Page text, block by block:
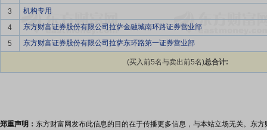
3
机构专用
4
东方财富证券股份有限公司拉萨金融城南环路证券营业部
5
东方财富证券股份有限公司拉萨东环路第一证券营业部
(买入前5名与卖出前5名)总合计:
郑重声明： 东方财富网发布此信息的目的在于传播更多信息，与本站立场无关。东